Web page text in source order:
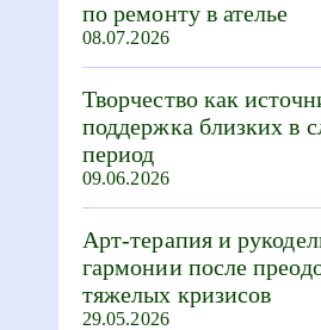
по ремонту в ателье
08.07.2026
Творчество как
поддержка близких в
период
09.06.2026
Арт-терапия и
гармонии после
тяжелых кризисов
29.05.2026